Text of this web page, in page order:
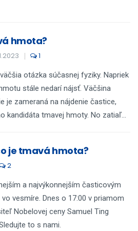
hmota?
1
otázka súčasnej fyziky. Napriek
stále nedarí nájsť. Väčšina
je zameraná na nájdenie častice,
kandidáta tmavej hmoty. No zatiaľ...
je tmavá hmota?
2
a najvýkonnejším časticovým
vesmíre. Dnes o 17:00 v priamom
Nobelovej ceny Samuel Ting
to s nami.